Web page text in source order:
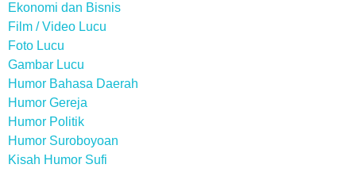
Ekonomi dan Bisnis
Film / Video Lucu
Foto Lucu
Gambar Lucu
Humor Bahasa Daerah
Humor Gereja
Humor Politik
Humor Suroboyoan
Kisah Humor Sufi